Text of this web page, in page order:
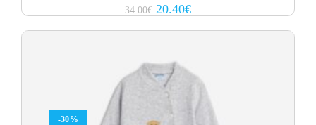
34.00€ Original
price
20.40€Current
price
-30%